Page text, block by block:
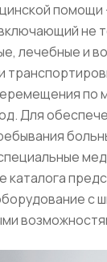
помощи
не
лечебные и
по
Для
каталога
с